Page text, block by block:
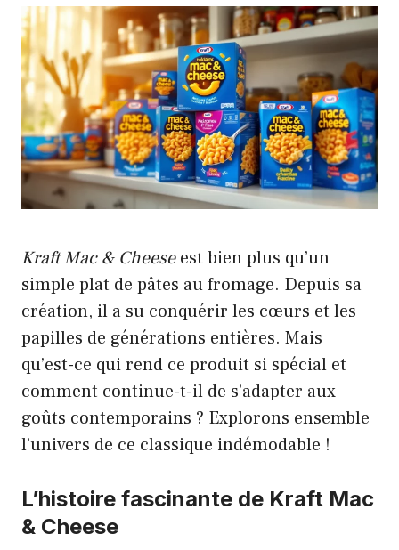
Kraft Mac & Cheeseest bien plus qu’un
simple plat de pâtes au fromage. Depuis sa
création, il a su conquérir les cœurs et les
papilles de générations entières. Mais
qu’est-ce qui rend ce produit si spécial et
comment continue-t-il de s’adapter aux
goûts contemporains ? Explorons ensemble
l’univers de ce classique indémodable !
L’histoire fascinante de Kraft Mac
& Cheese